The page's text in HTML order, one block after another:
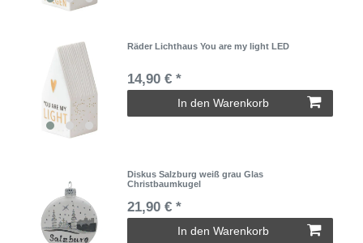
Räder Lichthaus You are my light LED
14,90 € *
In den Warenkorb
Diskus Salzburg weiß grau Glas
Christbaumkugel
21,90 € *
In den Warenkorb